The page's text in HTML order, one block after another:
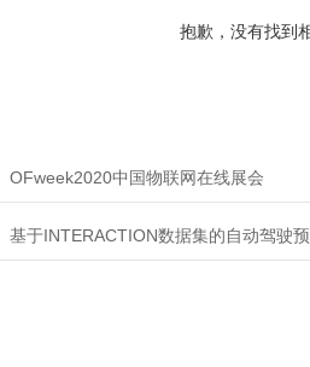
抱歉，没有找到
OFweek2020中国物联网在线展会
基于INTERACTION数据集的自动驾驶预测模型挑